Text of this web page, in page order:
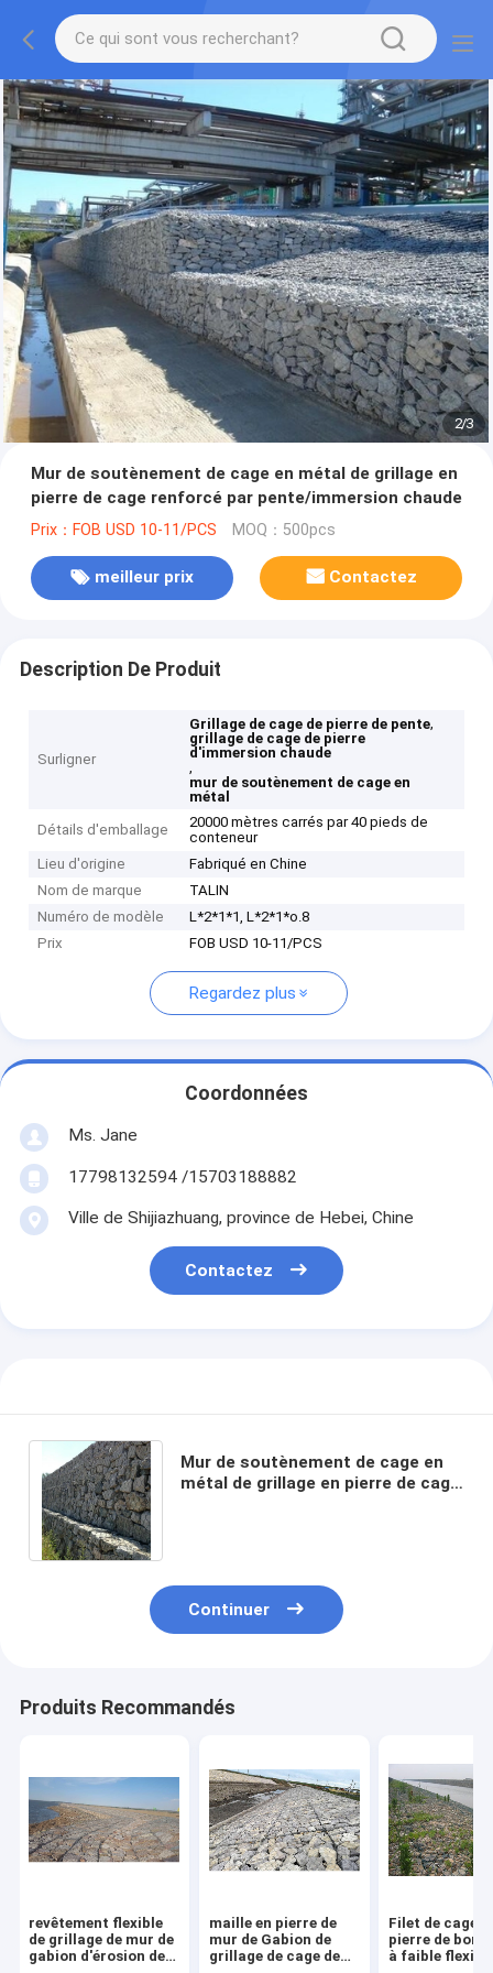
2/3
Mur de soutènement de cage en métal de grillage en
pierre de cage renforcé par pente/immersion chaude
Prix：FOB USD 10-11/PCS MOQ：500pcs
meilleur prix Contactez
Description De Produit
Surligner
Grillage de cage de pierre de pente,
grillage de cage de pierre
d'immersion chaude
,
mur de soutènement de cage en
métal
Détails d'emballage
20000 mètres carrés par 40 pieds de
conteneur
Lieu d'origine
Fabriqué en Chine
Nom de marque
TALIN
Numéro de modèle
L*2*1*1, L*2*1*o.8
Prix
FOB USD 10-11/PCS
Regardez plus
Coordonnées
Ms. Jane
17798132594 /15703188882
Ville de Shijiazhuang, province de Hebei, Chine
Contactez
Mur de soutènement de cage en
métal de grillage en pierre de cage
Continuer
Produits Recommandés
revêtement flexible
de grillage de mur de
gabion d'érosion de
maille en pierre de
mur de Gabion de
grillage de cage de
Filet de cage
pierre de bon
à faible